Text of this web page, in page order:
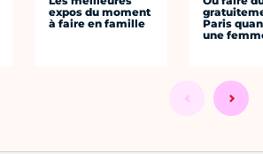
expos du moment
à faire en famille
Paris
une